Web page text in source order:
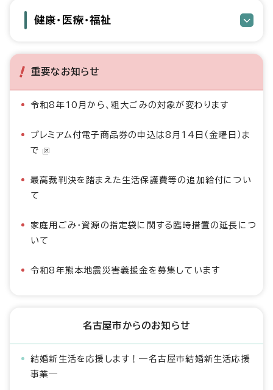
健康・医療・福祉
重要なお知らせ
令和8年10月から、粗大ごみの対象が変わります
プレミアム付電子商品券の申込は8月14日（金曜日）ま
で
最高裁判決を踏まえた生活保護費等の追加給付につい
て
家庭用ごみ・資源の指定袋に関する臨時措置の延長につ
いて
令和8年熊本地震災害義援金を募集しています
名古屋市からのお知らせ
結婚新生活を応援します！―名古屋市結婚新生活応援
事業―